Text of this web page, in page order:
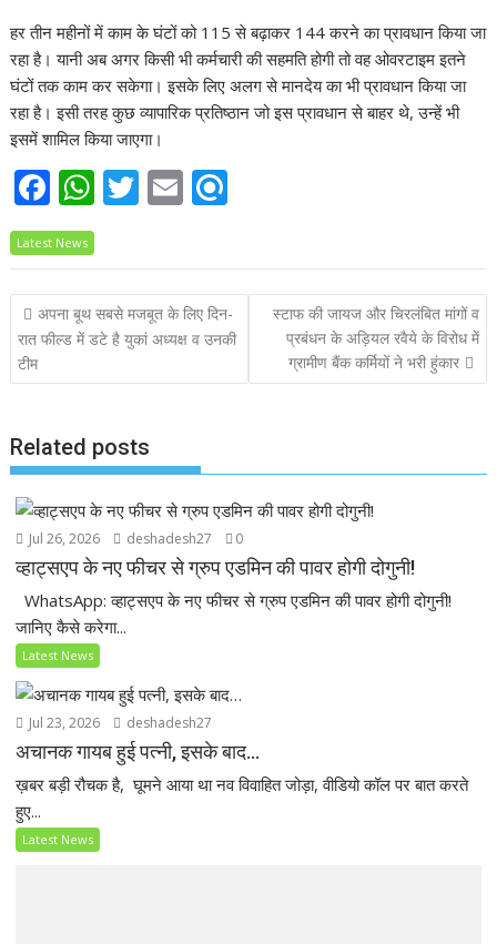
हर तीन महीनों में काम के घंटों को 115 से बढ़ाकर 144 करने का प्रावधान किया जा
रहा है। यानी अब अगर किसी भी कर्मचारी की सहमति होगी तो वह ओवरटाइम इतने
घंटों तक काम कर सकेगा। इसके लिए अलग से मानदेय का भी प्रावधान किया जा
रहा है। इसी तरह कुछ व्यापारिक प्रतिष्ठान जो इस प्रावधान से बाहर थे, उन्हें भी
इसमें शामिल किया जाएगा।
F
ac
e
b
o
k
W
at
s
A
p
T
itt
er
E
ai
l
i
n
d
Latest News
Post
navigation
अपना बूथ सबसे मजबूत के लिए दिन-
रात फील्ड में डटे है युकां अध्यक्ष व उनकी
टीम
स्टाफ की जायज और चिरलंबित मांगों व
प्रबंधन के अड़ियल रवैये के विरोध में
ग्रामीण बैंक कर्मियों ने भरी हुंकार
Related posts
Jul 26, 2026 deshadesh27 0
व्हाट्सएप के नए फीचर से ग्रुप एडमिन की पावर होगी दोगुनी!
WhatsApp: व्हाट्सएप के नए फीचर से ग्रुप एडमिन की पावर होगी दोगुनी!
जानिए कैसे करेगा...
Latest News
Jul 23, 2026 deshadesh27
अचानक गायब हुई पत्नी, इसके बाद…
ख़बर बड़ी रौचक है, घूमने आया था नव विवाहित जोड़ा, वीडियो कॉल पर बात करते
हुए...
Latest News